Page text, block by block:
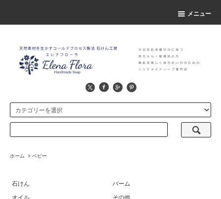
メニュー
ホーム > ベビー
石けん
バーム